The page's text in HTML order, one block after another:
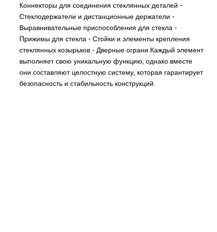
Коннекторы для соединения стеклянных деталей -
Стеклодержатели и дистанционные держатели -
Выравнивательные приспособления для стекла -
Прижимы для стекла - Стойки и элементы крепления
стеклянных козырьков - Дверные ограни Каждый элемент
выполняет свою уникальную функцию, однако вместе
они составляют целостную систему, которая гарантирует
безопасность и стабильность конструкций.